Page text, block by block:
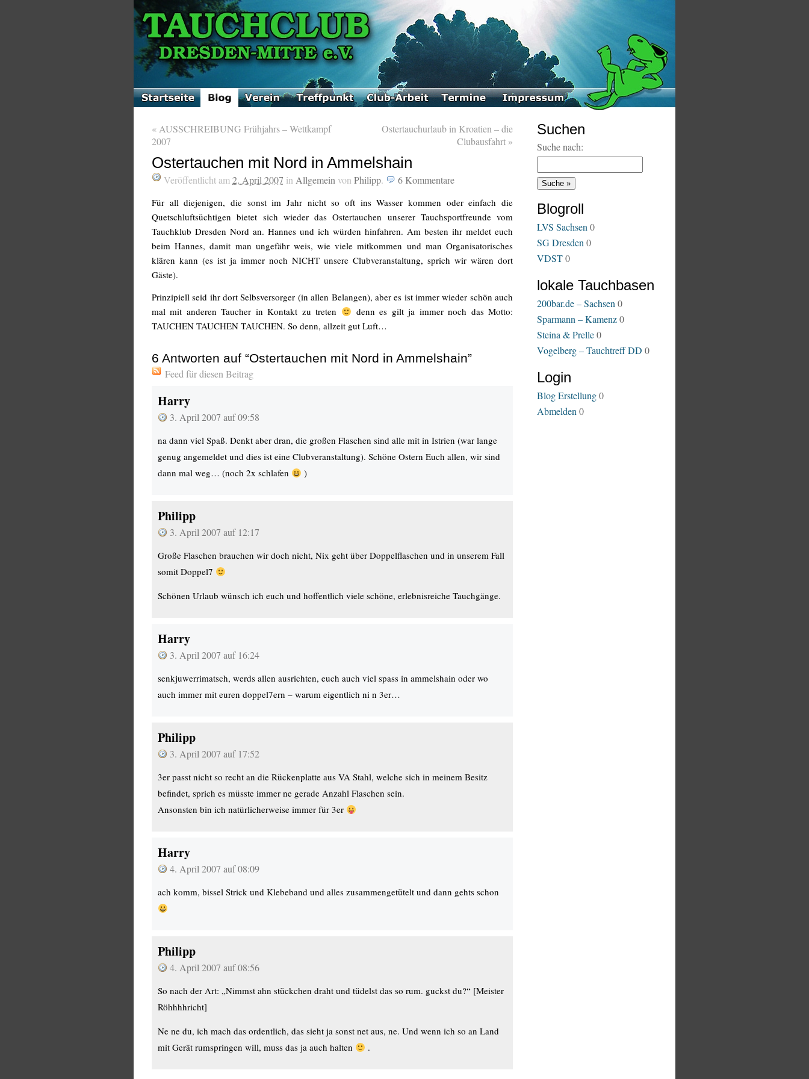
« AUSSCHREIBUNG Frühjahrs – Wettkampf
2007
Ostertauchurlaub in Kroatien – die
Clubausfahrt »
Ostertauchen mit Nord in Ammelshain
Veröffentlicht am 2. April 2007 in Allgemein von Philipp. 6 Kommentare
Für all diejenigen, die sonst im Jahr nicht so oft ins Wasser kommen oder einfach die
Quetschluftsüchtigen bietet sich wieder das Ostertauchen unserer Tauchsportfreunde vom
Tauchklub Dresden Nord an. Hannes und ich würden hinfahren. Am besten ihr meldet euch
beim Hannes, damit man ungefähr weis, wie viele mitkommen und man Organisatorisches
klären kann (es ist ja immer noch NICHT unsere Clubveranstaltung, sprich wir wären dort
Gäste).
Prinzipiell seid ihr dort Selbsversorger (in allen Belangen), aber es ist immer wieder schön auch
mal mit anderen Taucher in Kontakt zu treten
denn es gilt ja immer noch das Motto:
TAUCHEN TAUCHEN TAUCHEN. So denn, allzeit gut Luft…
6 Antworten auf “Ostertauchen mit Nord in Ammelshain”
Feed für diesen Beitrag
Harry
3. April 2007 auf 09:58
na dann viel Spaß. Denkt aber dran, die großen Flaschen sind alle mit in Istrien (war lange
genug angemeldet und dies ist eine Clubveranstaltung). Schöne Ostern Euch allen, wir sind
dann mal weg… (noch 2x schlafen
)
Philipp
3. April 2007 auf 12:17
Große Flaschen brauchen wir doch nicht, Nix geht über Doppelflaschen und in unserem Fall
somit Doppel7
Schönen Urlaub wünsch ich euch und hoffentlich viele schöne, erlebnisreiche Tauchgänge.
Harry
3. April 2007 auf 16:24
senkjuwerrimatsch, werds allen ausrichten, euch auch viel spass in ammelshain oder wo
auch immer mit euren doppel7ern – warum eigentlich ni n 3er…
Philipp
3. April 2007 auf 17:52
3er passt nicht so recht an die Rückenplatte aus VA Stahl, welche sich in meinem Besitz
befindet, sprich es müsste immer ne gerade Anzahl Flaschen sein.
Ansonsten bin ich natürlicherweise immer für 3er
Harry
4. April 2007 auf 08:09
ach komm, bissel Strick und Klebeband und alles zusammengetütelt und dann gehts schon
Philipp
4. April 2007 auf 08:56
So nach der Art: „Nimmst ahn stückchen draht und tüdelst das so rum. guckst du?“ [Meister
Röhhhhricht]
Ne ne du, ich mach das ordentlich, das sieht ja sonst net aus, ne. Und wenn ich so an Land
mit Gerät rumspringen will, muss das ja auch halten
.
Suchen
Suche nach:
Blogroll
LVS Sachsen 0
SG Dresden 0
VDST0
lokale Tauchbasen
200bar.de – Sachsen 0
Sparmann – Kamenz0
Steina & Prelle0
Vogelberg – Tauchtreff DD 0
Login
Blog Erstellung0
Abmelden 0